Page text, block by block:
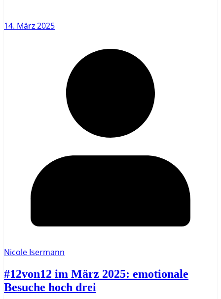
14. März 2025
Nicole Isermann
#12von12 im März 2025: emotionale
Besuche hoch drei